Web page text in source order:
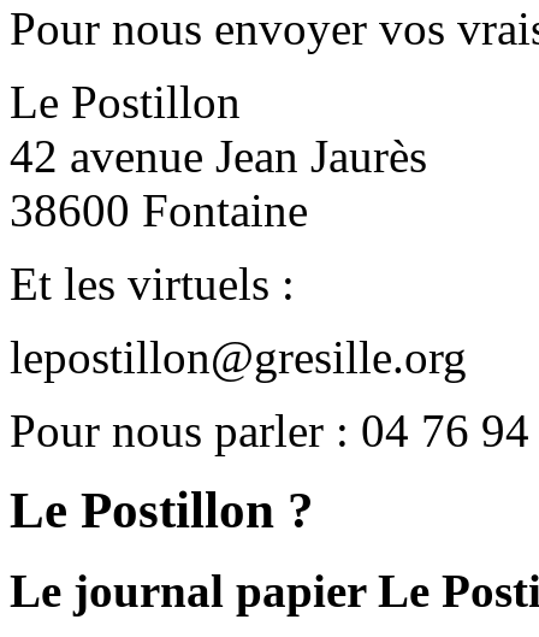
Pour nous envoyer vos
Le Postillon
42 avenue Jean Jaurès
38600 Fontaine
Et les virtuels :
lepostillon@gresille.org
Pour nous parler : 04 76
Le Postillon ?
Le journal papier Le